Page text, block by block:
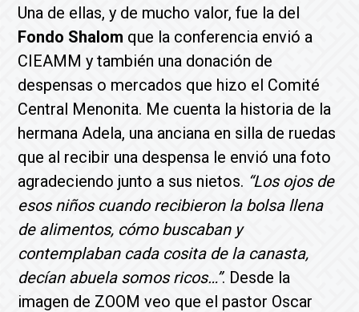
Una de ellas, y de mucho valor, fue la del
Fondo Shalom que la conferencia envió a
CIEAMM y también una donación de
despensas o mercados que hizo el Comité
Central Menonita. Me cuenta la historia de la
hermana Adela, una anciana en silla de ruedas
que al recibir una despensa le envió una foto
agradeciendo junto a sus nietos. “Los ojos de
esos niños cuando recibieron la bolsa llena
de alimentos, cómo buscaban y
contemplaban cada cosita de la canasta,
decían abuela somos ricos…”. Desde la
imagen de ZOOM veo que el pastor Oscar